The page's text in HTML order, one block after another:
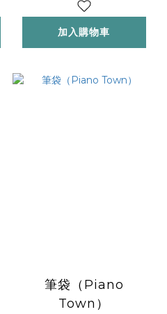
加入購物車
筆袋（Piano
Town）